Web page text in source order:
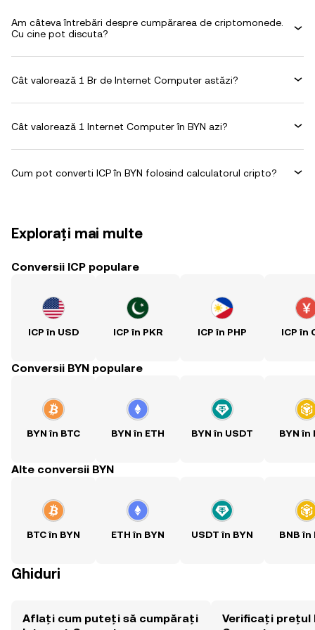
Am câteva întrebări despre cumpărarea de criptomonede.
Cu cine pot discuta?
Cât valorează 1 Br de Internet Computer astăzi?
Cât valorează 1 Internet Computer în BYN azi?
Cum pot converti ICP în BYN folosind calculatorul cripto?
Explorați mai multe
Conversii ICP populare
ICP în USD ICP în PKR ICP în PHP ICP în
Conversii BYN populare
BYN în BTC BYN în ETH BYN în USDT BYN în
Alte conversii BYN
BTC în BYN ETH în BYN USDT în BYN BNB în
Ghiduri
Aflați cum puteți să cumpărați
Verificați prețul